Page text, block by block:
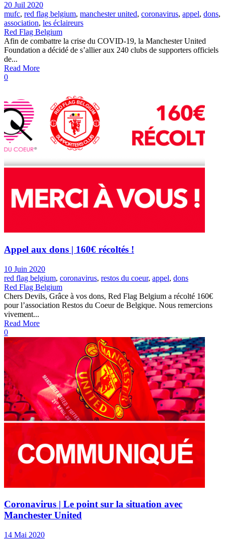
20 Juil 2020
mufc, red flag belgium, manchester united, coronavirus, appel, dons,
association, les éclaireurs
Red Flag Belgium
Afin de combattre la crise du COVID-19, la Manchester United
Foundation a décidé de s’allier aux 240 clubs de supporters officiels
de...
Read More
0
Appel aux dons | 160€ récoltés !
10 Juin 2020
red flag belgium, coronavirus, restos du coeur, appel, dons
Red Flag Belgium
Chers Devils, Grâce à vos dons, Red Flag Belgium a récolté 160€
pour l’association Restos du Coeur de Belgique. Nous remercions
vivement...
Read More
0
Coronavirus | Le point sur la situation avec
Manchester United
14 Mai 2020